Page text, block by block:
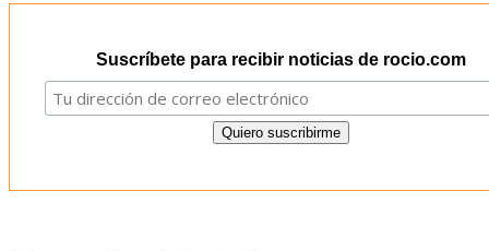
Suscríbete para recibir noticias de rocio.com